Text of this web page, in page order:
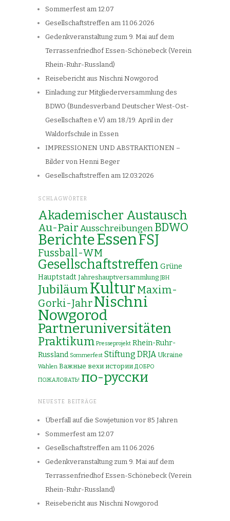
Sommerfest am 12.07
Gesellschaftstreffen am 11.06.2026
Gedenkveranstaltung zum 9. Mai auf dem
Terrassenfriedhof Essen-Schönebeck (Verein
Rhein-Ruhr-Russland)
Reisebericht aus Nischni Nowgorod
Einladung zur Mitgliederversammlung des
BDWO (Bundesverband Deutscher West-Ost-
Gesellschaften e.V) am 18./19. April in der
Waldorfschule in Essen
IMPRESSIONEN UND ABSTRAKTIONEN –
Bilder von Henni Beger
Gesellschaftstreffen am 12.03.2026
SCHLAGWÖRTER
Akademischer Austausch
Au-PairAusschreibungenBDWO
BerichteEssenFSJ
Fussball-WM
Gesellschaftstreffen Grüne
Hauptstadt Jahreshauptversammlung JBH
JubiläumKultur Maxim-
Gorki-JahrNischni
Nowgorod
Partneruniversitäten
Praktikum Presseprojekt Rhein-Ruhr-
Russland Sommerfest Stiftung DRJA Ukraine
Wahlen Важные вехи истории ДОБРО
ПОЖАЛОВАТЬ! по-русски
NEUESTE BEITRÄGE
Überfall auf die Sowjetunion vor 85 Jahren
Sommerfest am 12.07
Gesellschaftstreffen am 11.06.2026
Gedenkveranstaltung zum 9. Mai auf dem
Terrassenfriedhof Essen-Schönebeck (Verein
Rhein-Ruhr-Russland)
Reisebericht aus Nischni Nowgorod